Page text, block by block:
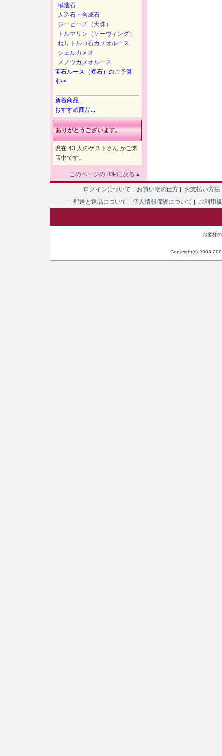
模造石
人造石・合成石
ジービーズ（天珠）
トルマリン（ケーヴィング）
ねりトルコ石カメオルース
シェルカメオ
メノウカメオルース
宝石ルース（裸石）のご予算
別->
新着商品...
おすすめ商品...
ありがとうございます。
現在 43 人のゲストさん がご来
店中です。
このページのTOPに戻る▲
| ログインについて | お買い物の仕方 | お支払い方法
| 配送と返品について | 個人情報保護について | ご利用
お客様
Copyright(c) 2003-